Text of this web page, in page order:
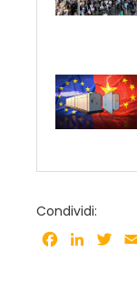
Condividi:
Facebook